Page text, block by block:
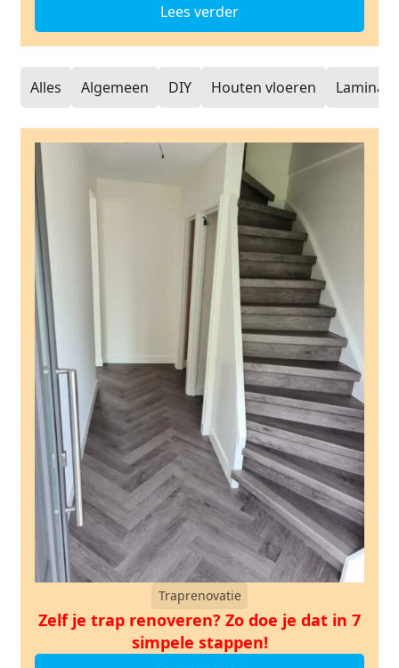
Lees verder
Alles Algemeen DIY Houten vloeren Laminaat
Traprenovatie
Zelf je trap renoveren? Zo doe je dat in 7
simpele stappen!